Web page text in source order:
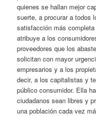
quienes se hallan mejor
suerte, a procurar a todos
satisfacción más
atribuye a los
proveedores que los
solicitan con mayor
empresarios y a los
decir, a los capitalistas y
público consumidor. Ella
ciudadanos sean libres y
una población cada vez